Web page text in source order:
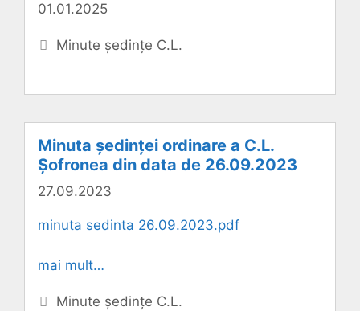
01.01.2025
Categorii
Minute ședințe C.L.
Minuta ședinței ordinare a C.L.
Șofronea din data de 26.09.2023
27.09.2023
minuta sedinta 26.09.2023.pdf
mai mult…
Categorii
Minute ședințe C.L.